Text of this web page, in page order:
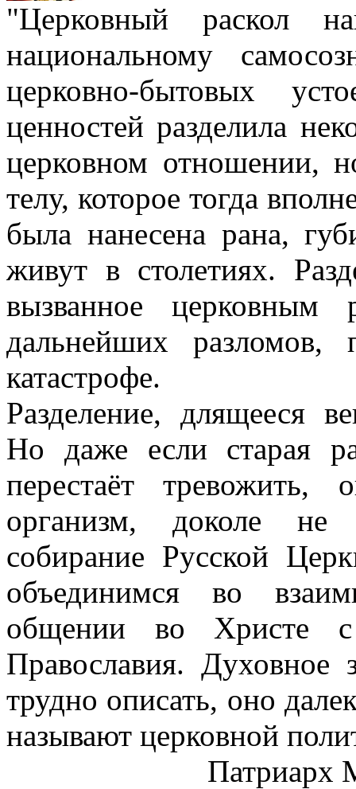
"Церковный раскол
национальному
церковно-бытовых
ценностей разделила
церковном отношении,
телу, которое тогда
была нанесена рана,
живут в столетиях.
вызванное церковным
дальнейших разломов,
катастрофе.
Разделение, длящееся
Но даже если старая
перестаёт тревожить,
организм, доколе не
собирание Русской
объединимся во
общении во Христе с
Православия. Духовное
трудно описать, оно
называют церковной
Патриарх